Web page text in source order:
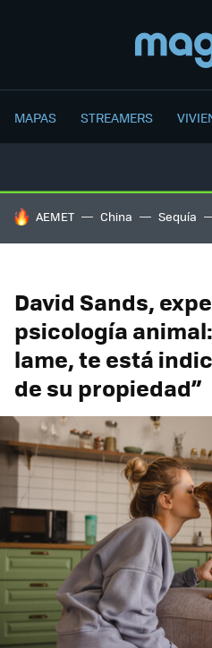
MAPAS STREAMERS
HOY SE HABLA DE
AEMET China Sequía
David Sands,
psicología
lame, te está
de su propiedad”